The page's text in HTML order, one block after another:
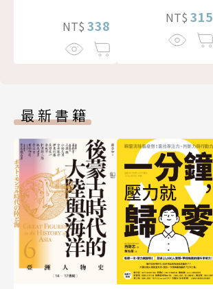
NT$ 338 NT$ 315
最新書籍